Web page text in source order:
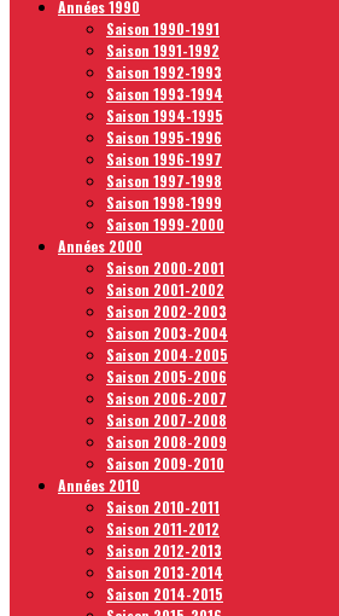
Années 1990
Saison 1990-1991
Saison 1991-1992
Saison 1992-1993
Saison 1993-1994
Saison 1994-1995
Saison 1995-1996
Saison 1996-1997
Saison 1997-1998
Saison 1998-1999
Saison 1999-2000
Années 2000
Saison 2000-2001
Saison 2001-2002
Saison 2002-2003
Saison 2003-2004
Saison 2004-2005
Saison 2005-2006
Saison 2006-2007
Saison 2007-2008
Saison 2008-2009
Saison 2009-2010
Années 2010
Saison 2010-2011
Saison 2011-2012
Saison 2012-2013
Saison 2013-2014
Saison 2014-2015